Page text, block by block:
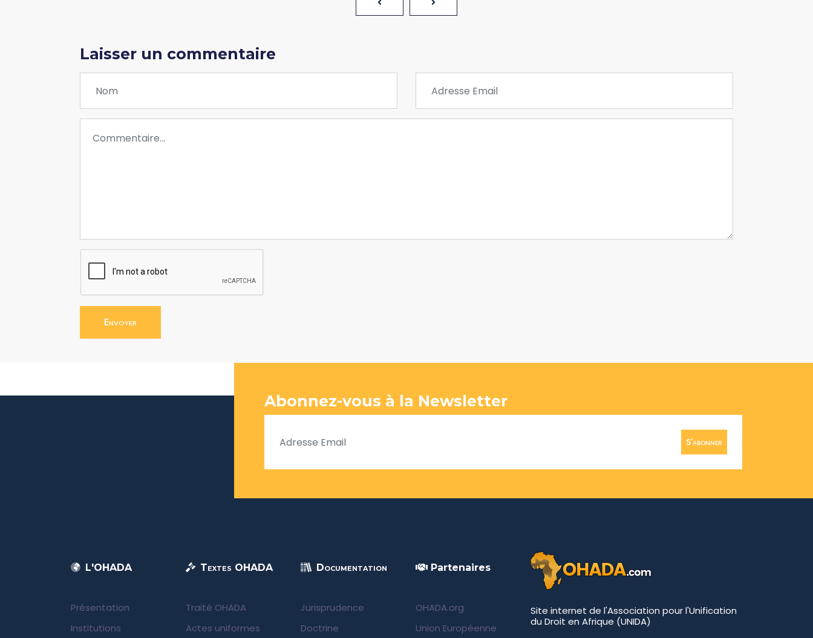
Laisser un commentaire
Envoyer
Abonnez-vous à la Newsletter
S'abonner
L'OHADA
Présentation
Institutions
Textes OHADA
Traité OHADA
Actes uniformes
Documentation
Jurisprudence
Doctrine
Partenaires
OHADA.org
Union Européenne
Site internet de l'Association pour l'Unification
du Droit en Afrique (UNIDA)